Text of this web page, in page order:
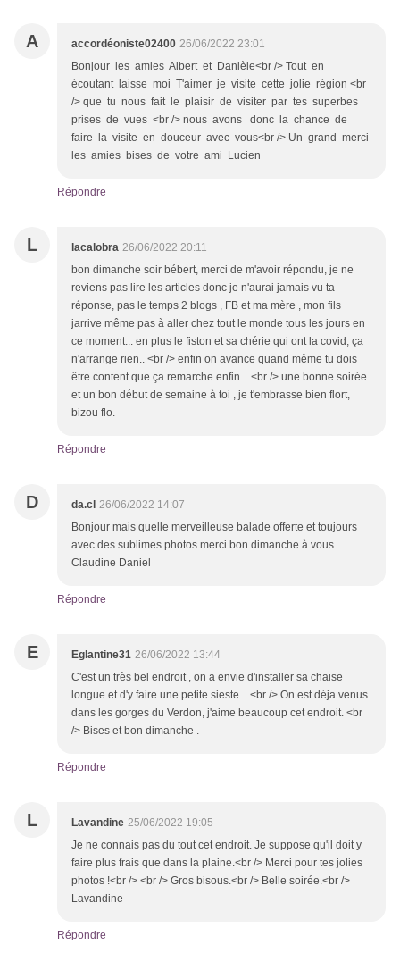
A accordéoniste02400 26/06/2022 23:01
Bonjour les amies Albert et Danièle<br /> Tout en
écoutant laisse moi T'aimer je visite cette jolie région <br
/> que tu nous fait le plaisir de visiter par tes superbes
prises de vues <br /> nous avons donc la chance de
faire la visite en douceur avec vous<br /> Un grand merci
les amies bises de votre ami Lucien
Répondre
L lacalobra 26/06/2022 20:11
bon dimanche soir bébert, merci de m'avoir répondu, je ne
reviens pas lire les articles donc je n'aurai jamais vu ta
réponse, pas le temps 2 blogs , FB et ma mère , mon fils
jarrive même pas à aller chez tout le monde tous les jours en
ce moment... en plus le fiston et sa chérie qui ont la covid, ça
n'arrange rien.. <br /> enfin on avance quand même tu dois
être content que ça remarche enfin... <br /> une bonne soirée
et un bon début de semaine à toi , je t'embrasse bien flort,
bizou flo.
Répondre
D da.cl 26/06/2022 14:07
Bonjour mais quelle merveilleuse balade offerte et toujours
avec des sublimes photos merci bon dimanche à vous
Claudine Daniel
Répondre
E Eglantine31 26/06/2022 13:44
C'est un très bel endroit , on a envie d'installer sa chaise
longue et d'y faire une petite sieste .. <br /> On est déja venus
dans les gorges du Verdon, j'aime beaucoup cet endroit. <br
/> Bises et bon dimanche .
Répondre
L Lavandine 25/06/2022 19:05
Je ne connais pas du tout cet endroit. Je suppose qu'il doit y
faire plus frais que dans la plaine.<br /> Merci pour tes jolies
photos !<br /> <br /> Gros bisous.<br /> Belle soirée.<br />
Lavandine
Répondre